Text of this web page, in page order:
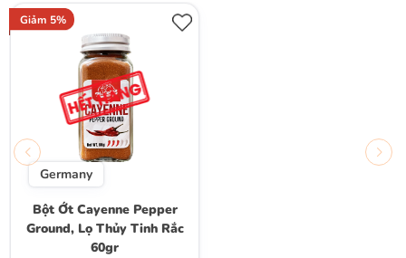
Giảm 5%
Germany
Bột Ớt Cayenne Pepper
Ground, Lọ Thủy Tinh Rắc
60gr